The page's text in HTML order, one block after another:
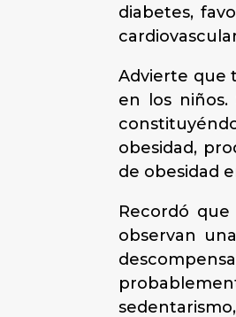
diabetes,
Advierte que
en los
obesidad,
de obesidad
Recordó
observan